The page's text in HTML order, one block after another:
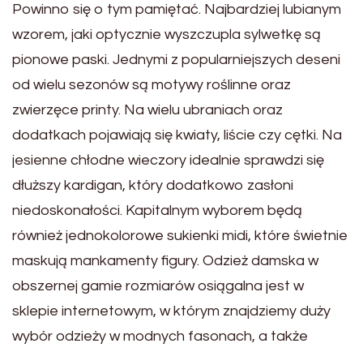
Powinno się o tym pamiętać. Najbardziej lubianym
wzorem, jaki optycznie wyszczupla sylwetkę są
pionowe paski. Jednymi z popularniejszych deseni
od wielu sezonów są motywy roślinne oraz
zwierzęce printy. Na wielu ubraniach oraz
dodatkach pojawiają się kwiaty, liście czy cętki. Na
jesienne chłodne wieczory idealnie sprawdzi się
dłuższy kardigan, który dodatkowo zasłoni
niedoskonałości. Kapitalnym wyborem będą
również jednokolorowe sukienki midi, które świetnie
maskują mankamenty figury. Odzież damska w
obszernej gamie rozmiarów osiągalna jest w
sklepie internetowym, w którym znajdziemy duży
wybór odzieży w modnych fasonach, a także